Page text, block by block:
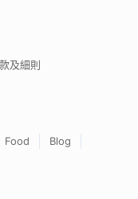
及細則
Food
Blog